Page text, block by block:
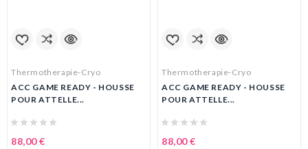
Thermotherapie-Cryo
ACC GAME READY - HOUSSE
POUR ATTELLE...
88,00 €
Thermotherapie-Cryo
ACC GAME READY - HOUSSE
POUR ATTELLE...
88,00 €